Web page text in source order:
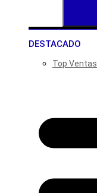
DESTACADO
Top Ventas